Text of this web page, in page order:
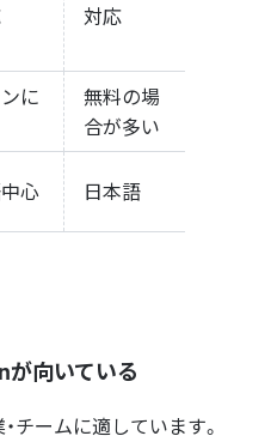
対応
に
無料の場
合が多い
心 日本語
向いている
チームに適しています。